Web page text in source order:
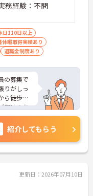
務経験：不問
日110日以上
暇取得実績あり
退職金制度あり
の募集で
りがしっ
ら徒歩圏
興味のあ
、お気軽
紹介してもらう
更新日：2026年07月10日